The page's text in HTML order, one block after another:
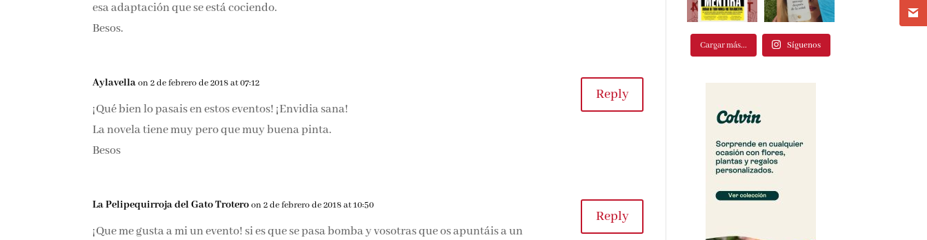
esa adaptación que se está cociendo.
Besos.
Aylavella on 2 de febrero de 2018 at 07:12
¡Qué bien lo pasais en estos eventos! ¡Envidia sana!
La novela tiene muy pero que muy buena pinta.
Besos
Reply
La Pelipequirroja del Gato Trotero on 2 de febrero de 2018 at 10:50
¡Que me gusta a mi un evento! si es que se pasa bomba y vosotras que os apuntáis a un
Reply
Cargar más... Síguenos